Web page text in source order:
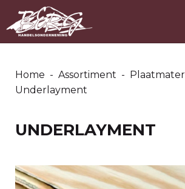
Home - Assortiment -
Underlayment
UNDERLAYMENT